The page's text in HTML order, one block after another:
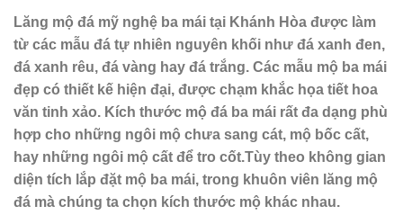
Lăng mộ đá mỹ nghệ ba mái tại Khánh Hòa được làm
từ các mẫu đá tự nhiên nguyên khối như đá xanh đen,
đá xanh rêu, đá vàng hay đá trắng. Các mẫu mộ ba mái
đẹp có thiết kế hiện đại, được chạm khắc họa tiết hoa
văn tinh xảo. Kích thước mộ đá ba mái rất đa dạng phù
hợp cho những ngôi mộ chưa sang cát, mộ bốc cất,
hay những ngôi mộ cất để tro cốt.Tùy theo không gian
diện tích lắp đặt mộ ba mái, trong khuôn viên lăng mộ
đá mà chúng ta chọn kích thước mộ khác nhau.